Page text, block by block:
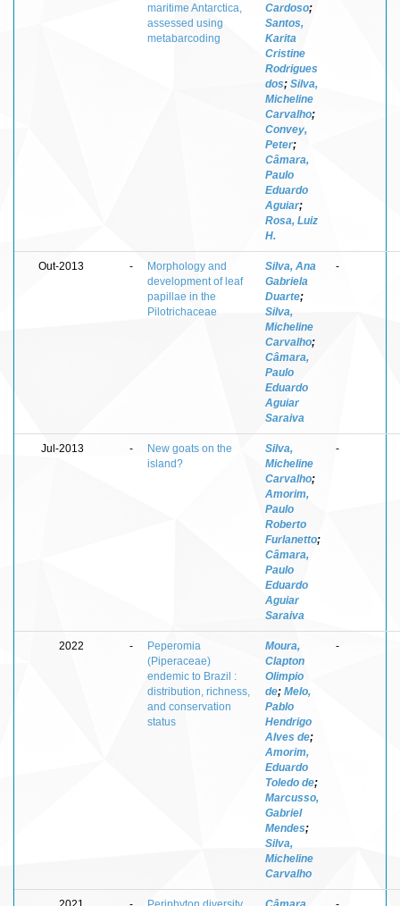
maritime Antarctica,
assessed using
metabarcoding
Cardoso;
Santos,
Karita
Cristine
Rodrigues
dos; Silva,
Micheline
Carvalho;
Convey,
Peter;
Câmara,
Paulo
Eduardo
Aguiar;
Rosa, Luiz
H.
Out-2013 -
Morphology and
development of leaf
papillae in the
Pilotrichaceae
Silva, Ana
Gabriela
Duarte;
Silva,
Micheline
Carvalho;
Câmara,
Paulo
Eduardo
Aguiar
Saraiva
-
Jul-2013 -
New goats on the
island?
Silva,
Micheline
Carvalho;
Amorim,
Paulo
Roberto
Furlanetto;
Câmara,
Paulo
Eduardo
Aguiar
Saraiva
-
2022 -
Peperomia
(Piperaceae)
endemic to Brazil :
distribution, richness,
and conservation
status
Moura,
Clapton
Olimpio
de; Melo,
Pablo
Hendrigo
Alves de;
Amorim,
Eduardo
Toledo de;
Marcusso,
Gabriel
Mendes;
Silva,
Micheline
Carvalho
-